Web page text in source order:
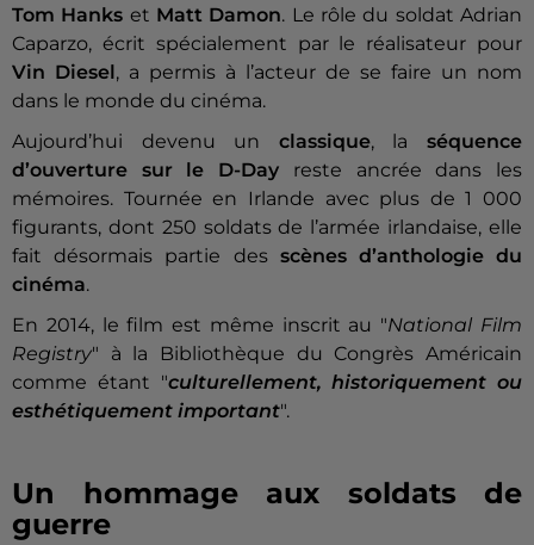
Tom Hanks et Matt Damon. Le rôle du soldat Adrian
Caparzo, écrit spécialement par le réalisateur pour
Vin Diesel , a permis à l’acteur de se faire un nom
dans le monde du cinéma.
Aujourd’hui devenu un classique, laséquence
d’ouverture sur le D-Day reste ancrée dans les
mémoires. Tournée en Irlande avec plus de 1 000
figurants, dont 250 soldats de l’armée irlandaise, elle
fait désormais partie desscènes d’anthologie du
cinéma.
En 2014, le film est même inscrit au "National Film
Registry" à la Bibliothèque du Congrès Américain
comme étant "culturellement, historiquement ou
esthétiquement important".
Un hommage aux soldats de
guerre